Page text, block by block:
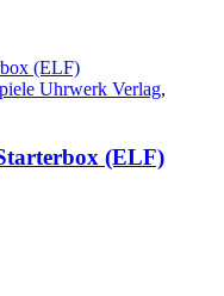
Uhrwerk Verlag,
(ELF)